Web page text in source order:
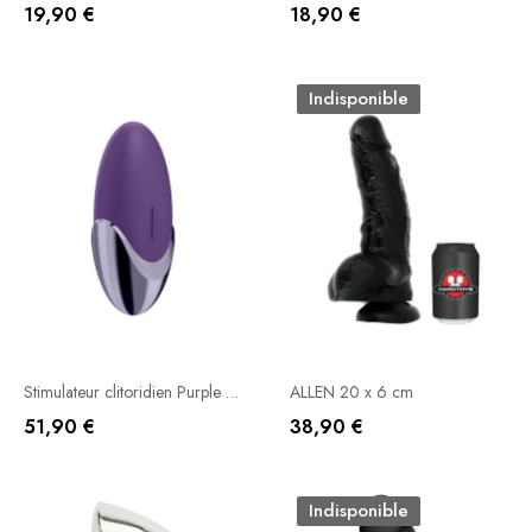
19,90 €
Ajouter Au Panier
18,90 €
Ajouter Au Panier
Stimulateur clitoridien Purple Pleasure - Satisfyer
51,90 €
Ajouter Au Panier
Indisponible
ALLEN 20 x 6 cm
38,90 €
Rupture De Stock
Indisponible